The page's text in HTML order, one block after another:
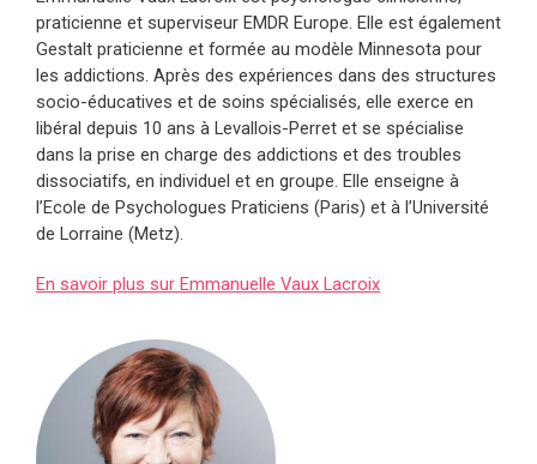
praticienne et superviseur EMDR Europe. Elle est également
Gestalt praticienne et formée au modèle Minnesota pour
les addictions. Après des expériences dans des structures
socio-éducatives et de soins spécialisés, elle exerce en
libéral depuis 10 ans à Levallois-Perret et se spécialise
dans la prise en charge des addictions et des troubles
dissociatifs, en individuel et en groupe. Elle enseigne à
l’Ecole de Psychologues Praticiens (Paris) et à l’Université
de Lorraine (Metz).
En savoir plus sur Emmanuelle Vaux Lacroix